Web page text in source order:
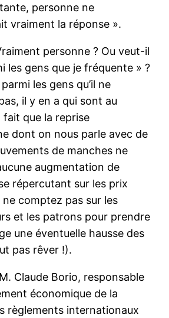
personne ne
vraiment la réponse ».
personne ? Ou veut-il
les gens que je fréquente » ?
les gens qu’il ne
il y en a qui sont au
que la reprise
dont on nous parle avec de
de manches ne
augmentation de
répercutant sur les prix
ne comptez pas sur les
et les patrons pour prendre
une éventuelle hausse des
pas rêver !).
Claude Borio, responsable
économique de la
règlements internationaux